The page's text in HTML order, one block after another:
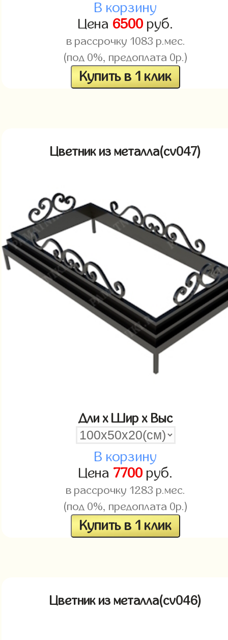
В корзину
Цена 6500руб.
в рассрочку 1083 р.мес.
(под 0%, предоплата 0р.)
Купить в 1 клик
Цветник из металла(cv047)
Дли x Шир x Выс
В корзину
Цена 7700руб.
в рассрочку 1283 р.мес.
(под 0%, предоплата 0р.)
Купить в 1 клик
Цветник из металла(cv046)